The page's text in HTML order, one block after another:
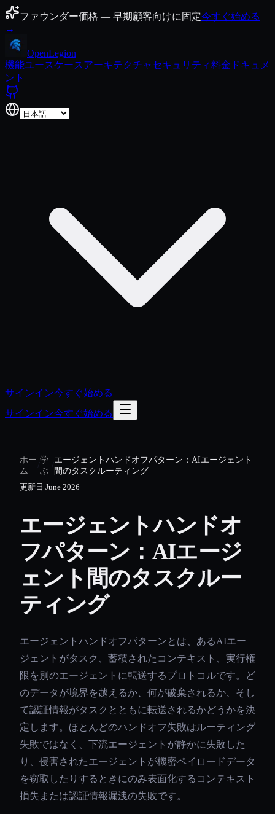
コンテンツにスキップ
ファウンダー価格 — 早期顧客向けに固定今すぐ始める
→
OpenLegion
機能ユースケースアーキテクチャセキュリティ料金 ドキュメ
ント
サインイン今すぐ始める
サインイン今すぐ始める
ホー
ム
/
学
ぶ
/
エージェントハンドオフパターン：AIエージェント
間のタスクルーティング
更新日 June 2026
エージェントハンドオ
フパターン：AIエージ
ェント間のタスクルー
ティング
エージェントハンドオフパターンとは、あるAIエー
ジェントがタスク、蓄積されたコンテキスト、実行権
限を別のエージェントに転送するプロトコルです。ど
のデータが境界を越えるか、何が破棄されるか、そし
て認証情報がタスクとともに転送されるかどうかを決
定します。ほとんどのハンドオフ失敗はルーティング
失敗ではなく、下流エージェントが静かに失敗した
り、侵害されたエージェントが機密ペイロードデータ
を窃取したりするときにのみ表面化するコンテキスト
損失または認証情報漏洩の失敗です。